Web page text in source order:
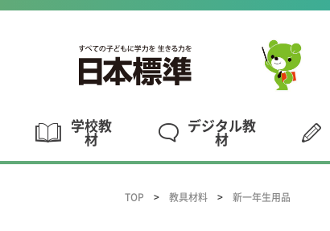
学校教
材
デジタル教
材
TOP 教具材料 新一年生用品